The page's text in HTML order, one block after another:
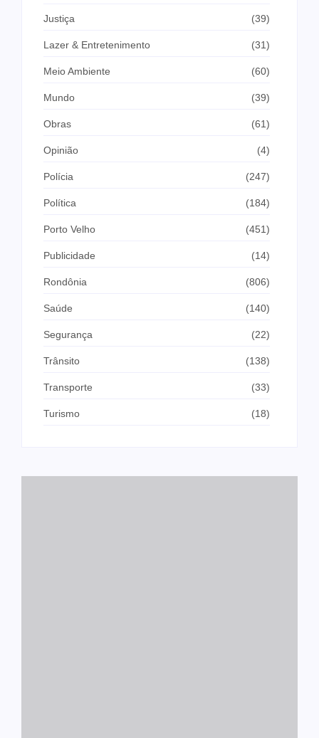
Justiça (39)
Lazer & Entretenimento (31)
Meio Ambiente (60)
Mundo (39)
Obras (61)
Opinião (4)
Polícia (247)
Política (184)
Porto Velho (451)
Publicidade (14)
Rondônia (806)
Saúde (140)
Segurança (22)
Trânsito (138)
Transporte (33)
Turismo (18)